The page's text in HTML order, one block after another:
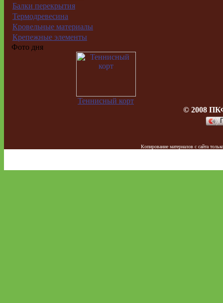
Балки перекрытия
Термодревесина
Кровельные материалы
Крепежные элементы
Фото дня
Теннисный корт
© 2008
Копирование материалов с сайта